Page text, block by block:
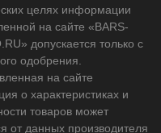
целях информации
на сайте «BARS-
допускается только с
одобрения.
на сайте
о характеристиках и
товаров может
от данных производителя